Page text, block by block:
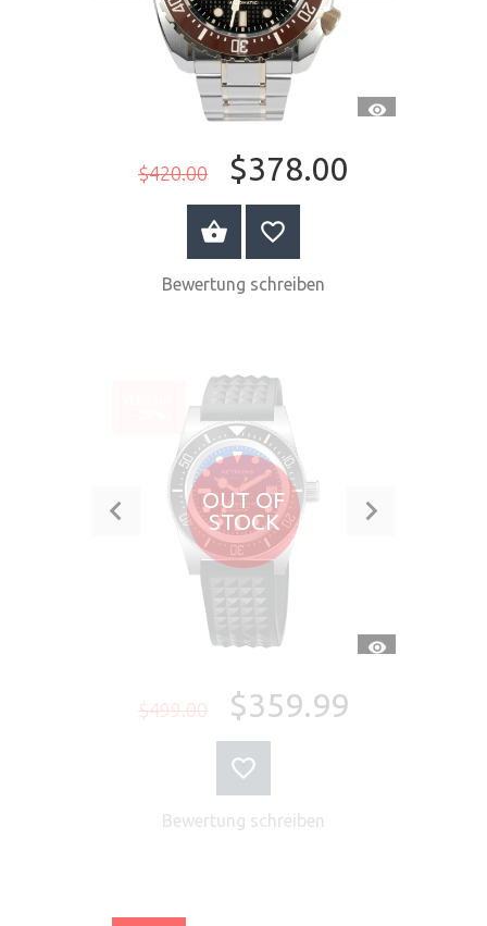
$420.00 $378.00
JETZT KAUFEN
Bewertung schreiben
OUT OF
STOCK
$499.00 $359.99
Bewertung schreiben